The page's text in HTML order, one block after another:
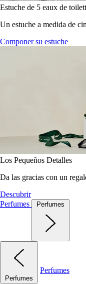
Estuche de 5 eaux de
Un estuche a medida de
Componer su estuche
Los Pequeños Detalles
Da las gracias con un
Descubrir
Perfumes
Perfumes
Perfumes
Perfumes